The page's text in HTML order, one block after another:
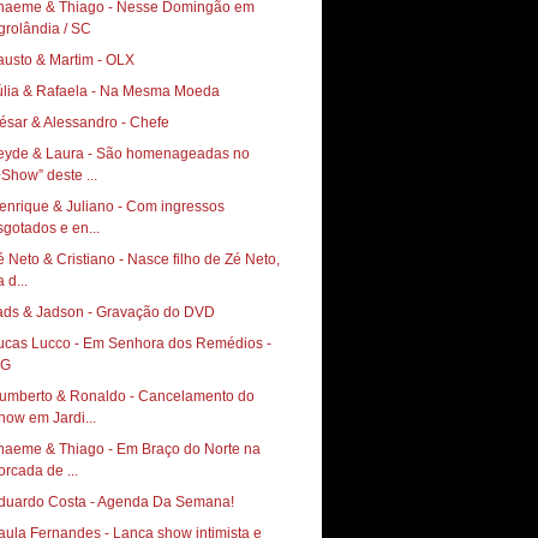
& Thiago - Nesse Domingão em
/ SC
& Martim - OLX
& Rafaela - Na Mesma Moeda
& Alessandro - Chefe
& Laura - São homenageadas no
deste ...
& Juliano - Com ingressos
e en...
Neto & Cristiano - Nasce filho de Zé Neto,
d...
& Jadson - Gravação do DVD
Lucco - Em Senhora dos Remédios -
& Ronaldo - Cancelamento do
em Jardi...
& Thiago - Em Braço do Norte na
de ...
Costa - Agenda Da Semana!
Fernandes - Lança show intimista e